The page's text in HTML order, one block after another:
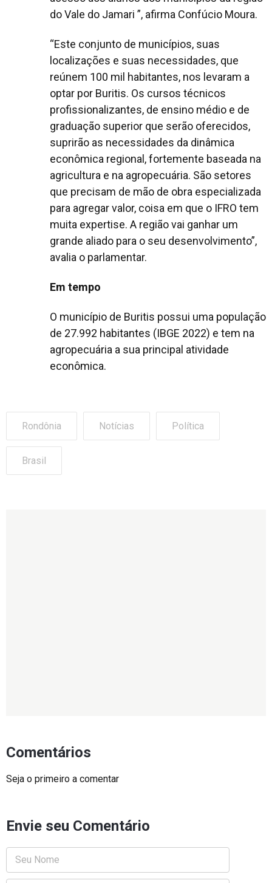
do Vale do Jamari ”, afirma Confúcio Moura.
“Este conjunto de municípios, suas
localizações e suas necessidades, que
reúnem 100 mil habitantes, nos levaram a
optar por Buritis. Os cursos técnicos
profissionalizantes, de ensino médio e de
graduação superior que serão oferecidos,
suprirão as necessidades da dinâmica
econômica regional, fortemente baseada na
agricultura e na agropecuária. São setores
que precisam de mão de obra especializada
para agregar valor, coisa em que o IFRO tem
muita expertise. A região vai ganhar um
grande aliado para o seu desenvolvimento”,
avalia o parlamentar.
Em tempo
O município de Buritis possui uma população
de 27.992 habitantes (IBGE 2022) e tem na
agropecuária a sua principal atividade
econômica.
Rondônia Notícias Política
Brasil
Comentários
Seja o primeiro a comentar
Envie seu Comentário